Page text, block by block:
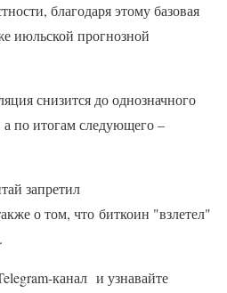
благодаря этому базовая
июльской прогнозной
снизится до однозначного
а по итогам следующего –
запретил
о том, что биткоин "взлетел"
канал и узнавайте